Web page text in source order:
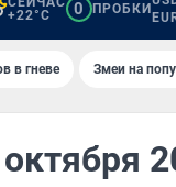
+22°C
0 ПРОБКИ
в гневе Змеи на